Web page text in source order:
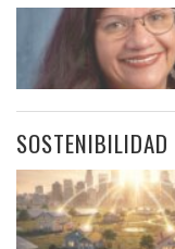
SOSTENIBILIDAD